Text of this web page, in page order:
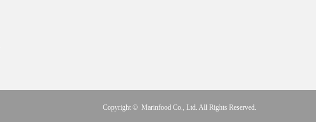
Copyright © Marinfood Co., Ltd. All Rights Reserved.